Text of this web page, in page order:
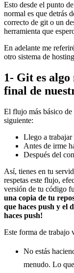
Esto desde el punto
normal es que detrás
correcto de git o un
herramienta que
En adelante me
otro sistema de
1- Git es
final de
El flujo más básico de
siguiente:
Llego a
Antes de irme
Después del
Así, tienes en tu
respetas este flujo,
versión de tu código
una copia de tu
que haces push y el
haces push!
Este forma de trabajo
No estás
menudo. Lo